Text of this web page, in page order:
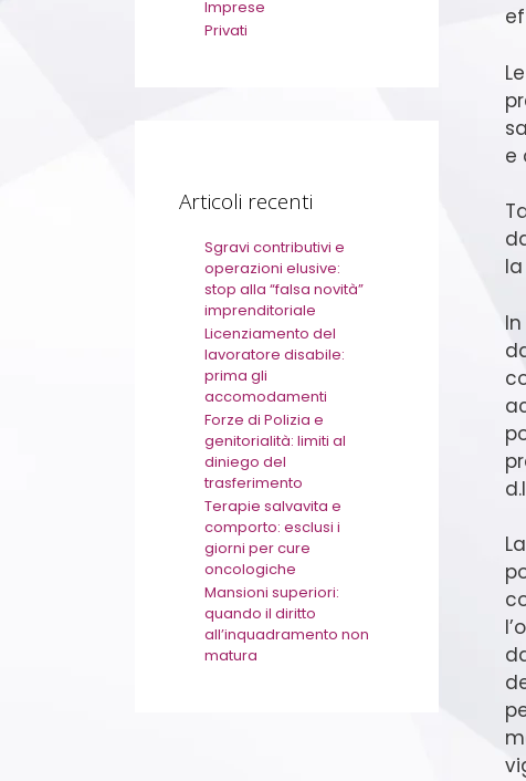
e
Imprese
Privati
Articoli recenti
Sgravi contributivi e
operazioni elusive:
stop alla “falsa novità”
imprenditoriale
Licenziamento del
lavoratore disabile:
prima gli
accomodamenti
Forze di Polizia e
genitorialità: limiti al
diniego del
trasferimento
Terapie salvavita e
comporto: esclusi i
giorni per cure
oncologiche
Mansioni superiori:
quando il diritto
all’inquadramento non
matura